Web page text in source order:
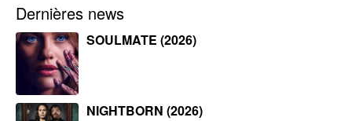
Dernières news
SOULMATE (2026)
NIGHTBORN (2026)